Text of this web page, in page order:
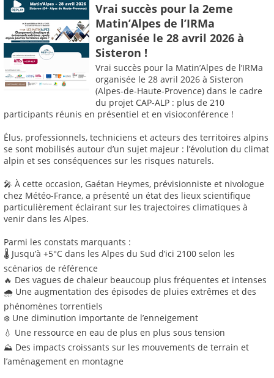
Vrai succès pour la 2eme
Matin’Alpes de l’IRMa
organisée le 28 avril 2026 à
Sisteron !
Vrai succès pour la Matin’Alpes de l’IRMa
organisée le 28 avril 2026 à Sisteron
(Alpes-de-Haute-Provence) dans le cadre
du projet CAP-ALP : plus de 210
participants réunis en présentiel et en visioconférence !
Élus, professionnels, techniciens et acteurs des territoires alpins
se sont mobilisés autour d’un sujet majeur : l’évolution du climat
alpin et ses conséquences sur les risques naturels.
🎤 À cette occasion, Gaétan Heymes, prévisionniste et nivologue
chez Météo-France, a présenté un état des lieux scientifique
particulièrement éclairant sur les trajectoires climatiques à
venir dans les Alpes.
Parmi les constats marquants :
🌡️ Jusqu’à +5°C dans les Alpes du Sud d’ici 2100 selon les
scénarios de référence
🔥 Des vagues de chaleur beaucoup plus fréquentes et intenses
🌧️ Une augmentation des épisodes de pluies extrêmes et des
phénomènes torrentiels
❄️ Une diminution importante de l’enneigement
💧 Une ressource en eau de plus en plus sous tension
⛰️ Des impacts croissants sur les mouvements de terrain et
l’aménagement en montagne